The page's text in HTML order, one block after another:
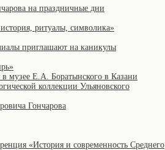
на праздничные дни
ритуалы, символика»
приглашают на каникулы
музее Е.А. Боратынского в Казани
коллекции Ульяновского
Гончарова
«История и современность Среднего